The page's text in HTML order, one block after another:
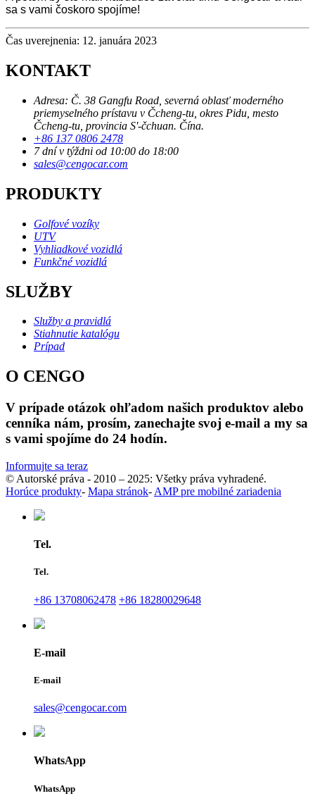
sa s vami čoskoro spojíme!
Čas uverejnenia: 12. januára 2023
KONTAKT
Adresa: Č. 38 Gangfu Road, severná oblasť moderného
priemyselného prístavu v Čcheng-tu, okres Pidu, mesto
Čcheng-tu, provincia S'-čchuan. Čína.
+86 137 0806 2478
7 dní v týždni od 10:00 do 18:00
sales@cengocar.com
PRODUKTY
Golfové vozíky
UTV
Vyhliadkové vozidlá
Funkčné vozidlá
SLUŽBY
Služby a pravidlá
Stiahnutie katalógu
Prípad
O CENGO
V prípade otázok ohľadom našich produktov alebo
cenníka nám, prosím, zanechajte svoj e-mail a my sa
s vami spojíme do 24 hodín.
Informujte sa teraz
© Autorské práva - 2010 – 2025: Všetky práva vyhradené.
Horúce produkty- Mapa stránok- AMP pre mobilné zariadenia
Tel.
Tel.
+86 13708062478 +86 18280029648
E-mail
E-mail
sales@cengocar.com
WhatsApp
WhatsApp